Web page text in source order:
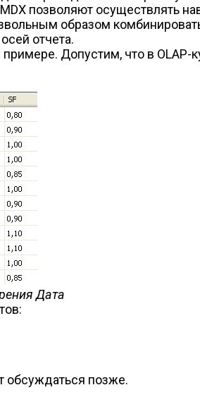
позволяют осуществлять
образом
отчета.
Допустим, что в OLAP-
Дата
обсуждаться позже.